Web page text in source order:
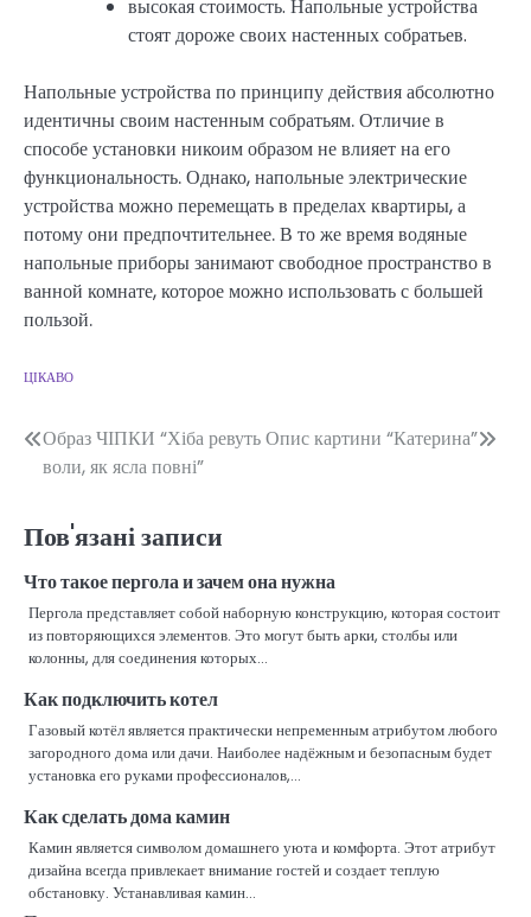
высокая стоимость. Напольные устройства
стоят дороже своих настенных собратьев.
Напольные устройства по принципу действия абсолютно
идентичны своим настенным собратьям. Отличие в
способе установки никоим образом не влияет на его
функциональность. Однако, напольные электрические
устройства можно перемещать в пределах квартиры, а
потому они предпочтительнее. В то же время водяные
напольные приборы занимают свободное пространство в
ванной комнате, которое можно использовать с большей
пользой.
ЦІКАВО
Навігація
записів
Образ ЧІПКИ “Хіба ревуть
воли, як ясла повні”
Опис картини “Катерина”
Пов'язані записи
Что такое пергола и зачем она нужна
Пергола представляет собой наборную конструкцию, которая состоит
из повторяющихся элементов. Это могут быть арки, столбы или
колонны, для соединения которых…
Как подключить котел
Газовый котёл является практически непременным атрибутом любого
загородного дома или дачи. Наиболее надёжным и безопасным будет
установка его руками профессионалов,…
Как сделать дома камин
Камин является символом домашнего уюта и комфорта. Этот атрибут
дизайна всегда привлекает внимание гостей и создает теплую
обстановку. Устанавливая камин…